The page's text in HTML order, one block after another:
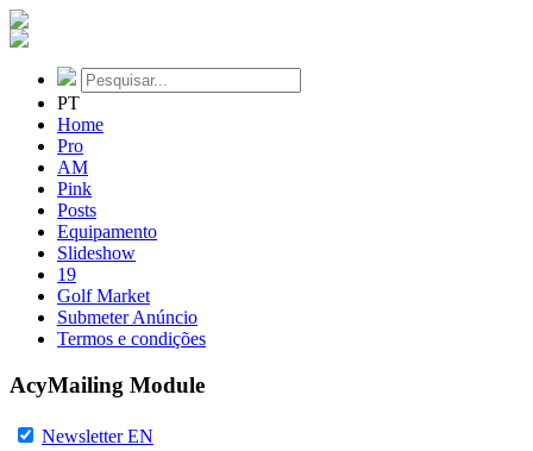
PT
Home
Pro
AM
Pink
Posts
Equipamento
Slideshow
19
Golf Market
Submeter Anúncio
Termos e condições
AcyMailing Module
Newsletter EN